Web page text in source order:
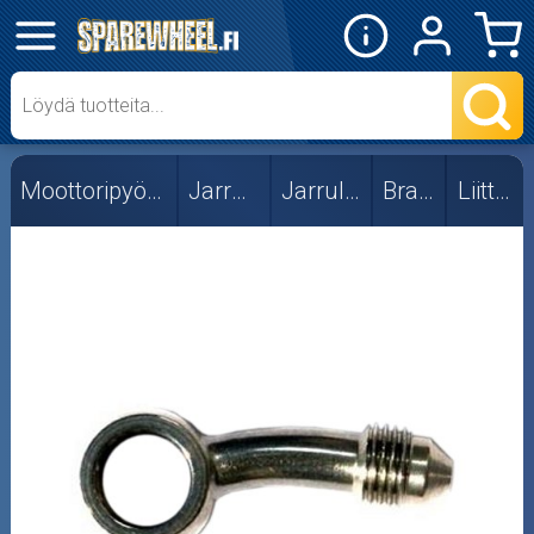
✕
Mopon osat
Skootterin osat
Crossipyörän osat
Liittimet
Moottorikelkan osat
Moottoripyörän osat Jarruosat Jarruletkut Braking Liittimet